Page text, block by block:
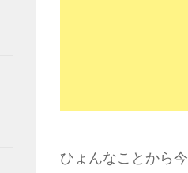
ひょんなことから